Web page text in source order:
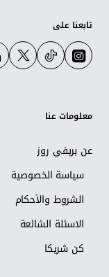
تابعنا على
معلومات عنا
عن بريفي روز
سياسة الخصوصية
الشروط والأحكام
الاسئلة الشائعة
كن شريكاً